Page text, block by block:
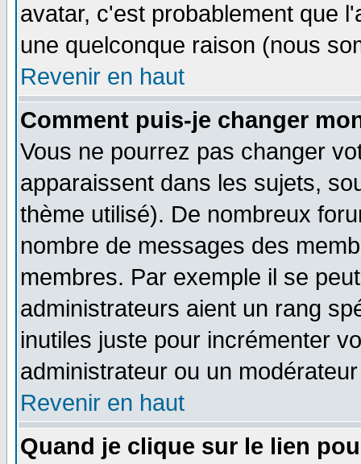
avatar, c'est probablement que
une quelconque raison (nous
Revenir en haut
Comment puis-je changer
Vous ne pourrez pas changer
apparaissent dans les sujets,
thème utilisé). De nombreux
nombre de messages des
membres. Par exemple il se
administrateurs aient un rang
inutiles juste pour incrémenter
administrateur ou un
Revenir en haut
Quand je clique sur le lien